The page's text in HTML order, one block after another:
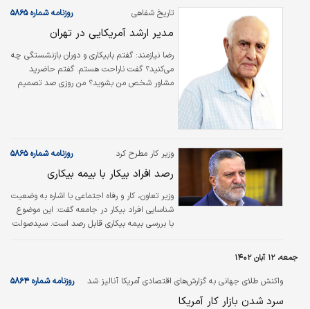
تاریخ شفاهی
روزنامه شماره ۵۸۶۵
مدیر ارشد آمریکایی در تهران
رضا نيازمند:گفتم بابیکاری و دوران بازنشستگی چه
می‌کنید؟ گفت ناراحت هستم. گفتم حاضرید
مشاور شخص من بشوید؟ من روزی صد تصمیم
ایران شما را به گردش‌های توریستی می‌فرستم.
برینکرهاف پس از مشورت با همسرش گفت من
حاضرم، ولی ماهی ۲۰روز می‌آیم. پرسیدم چرا؟
گفت من در شیلی زیر آفتاب کار می‌کردم. صورت
من خال‌های سرطانی دارد. پزشکم گفته که ماهی
یک خال…
وزیر کار مطرح کرد روزنامه شماره ۵۸۶۵
رصد افراد بیکار با بیمه بیکاری
وزیر تعاون، کار و رفاه اجتماعی با اشاره به وضعیت
شناسایی افراد بیکار در جامعه گفت: این موضوع
با بررسی بیمه بیکاری قابل رصد است. سیدصولت
می‌کند و هم با راه‌اندازی این سامانه نیازمندی
جمعه، ۱۲ آبان ۱۴۰۲
واکنش طلای جهانی به گزارش‌های اقتصادی آمریکا آنالیز شد روزنامه شماره ۵۸۶۴
سرد شدن بازار کار آمریکا